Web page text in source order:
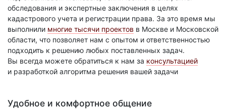
обследования и экспертные заключения в целях
кадастрового учета и регистрации права. За это время мы
выполнили многие тысячи проектов в Москве и Московской
области, что позволяет нам с опытом и ответственностью
подходить к решению любых поставленных задач.
Вы всегда можете обратиться к нам за консультацией
и разработкой алгоритма решения вашей задачи
Удобное и комфортное общение